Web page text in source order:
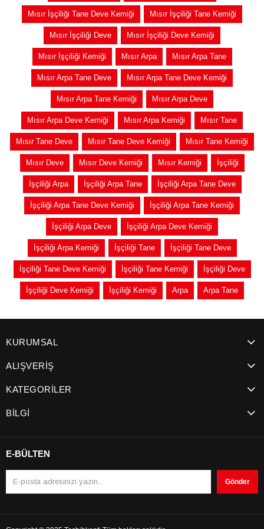
Mısır İşçiliği Tane Deve Kemiği Mısır İşçiliği Tane Kemiği
Mısır İşçiliği Deve Mısır İşçiliği Deve Kemiği
Mısır İşçiliği Kemiği Mısır Arpa Mısır Arpa Tane
Mısır Arpa Tane Deve Mısır Arpa Tane Deve Kemiği
Mısır Arpa Tane Kemiği Mısır Arpa Deve
Mısır Arpa Deve Kemiği Mısır Arpa Kemiği Mısır Tane
Mısır Tane Deve Mısır Tane Deve Kemiği Mısır Tane Kemiği
Mısır Deve Mısır Deve Kemiği Mısır Kemiği İşçiliği
İşçiliği Arpa İşçiliği Arpa Tane İşçiliği Arpa Tane Deve
İşçiliği Arpa Tane Deve Kemiği İşçiliği Arpa Tane Kemiği
İşçiliği Arpa Deve İşçiliği Arpa Deve Kemiği
İşçiliği Arpa Kemiği İşçiliği Tane İşçiliği Tane Deve
İşçiliği Tane Deve Kemiği İşçiliği Tane Kemiği İşçiliği Deve
İşçiliği Deve Kemiği İşçiliği Kemiği Arpa Arpa Tane
KURUMSAL
ALIŞVERİŞ
KATEGORİLER
BİLGİ
E-BÜLTEN
Gönder